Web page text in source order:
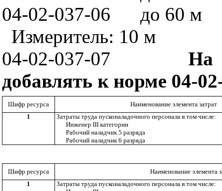
04-02-037-06
до 60 м
Измеритель: 10 м
04-02-037-07
На
добавлять к норме 04-
Шифр ресурса
Наименование элемента затрат
1
Затраты труда пусконаладочного персонала в том числе:
Инженер III категории
Рабочий наладчик 5 разряда
Рабочий наладчик 6 разряда
Шифр ресурса
Наименование элемента
1
Затраты труда пусконаладочного персонала в том числе: